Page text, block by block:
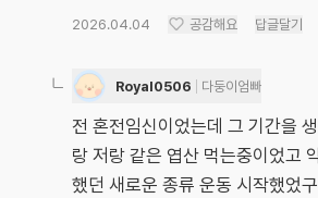
2026.04.04 공감해요 답글달기
Royal0506 다둥이엄빠
전 혼전임신이었는데 그 기간을
랑 저랑 같은 엽산 먹는중이었고
했던 새로운 종류 운동 시작했었